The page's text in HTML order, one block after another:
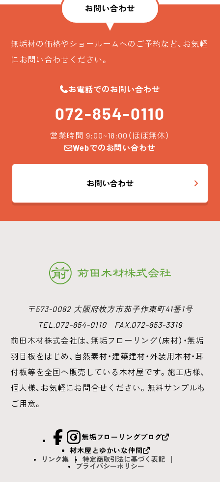
お問い合わせ
無垢材の価格やショールームへのご予約など、お気軽
にお問い合わせください。
お電話でのお問い合わせ
072-854-0110
営業時間 9:00~18:00（ほぼ無休）
Webでのお問い合わせ
お問い合わせ
〒573-0082 大阪府枚方市茄子作東町41番1号
TEL.072-854-0110 FAX.072-853-3319
前田木材株式会社は、無垢フローリング（床材）・無垢
羽目板をはじめ、 自然素材・建築建材・外装用木材・耳
付板等を全国へ販売している木材屋です。 施工店様、
個人様、お気軽にお問合せください。無料サンプルも
ご用意。
facebook
Instagram
無垢フローリングブログ
材木屋とゆかいな仲間
リンク集
特定商取引法に基づく表記
プライバシーポリシー